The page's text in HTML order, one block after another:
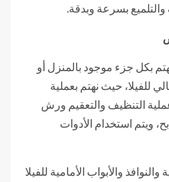
بسرعة وبدقة.
بكل جزء موجود بالمنزل أو
للفيلا، حيث نهتم بعملية
التنظيف والتعقيم ورش
ويتم استخدام الأدوات
والأبواب الأمامية للفيلا